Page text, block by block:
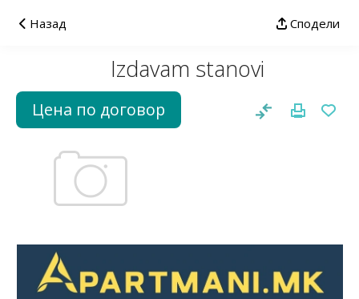
Назад Сподели
Izdavam stanovi
Цена по договор